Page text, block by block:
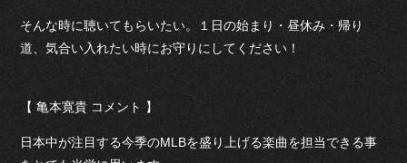
そんな時に聴いてもらいたい。１日の始まり・昼休み・帰り
道、気合い入れたい時にお守りにしてください！
【 亀本寛貴 コメント 】
日本中が注目する今季のMLBを盛り上げる楽曲を担当できる事